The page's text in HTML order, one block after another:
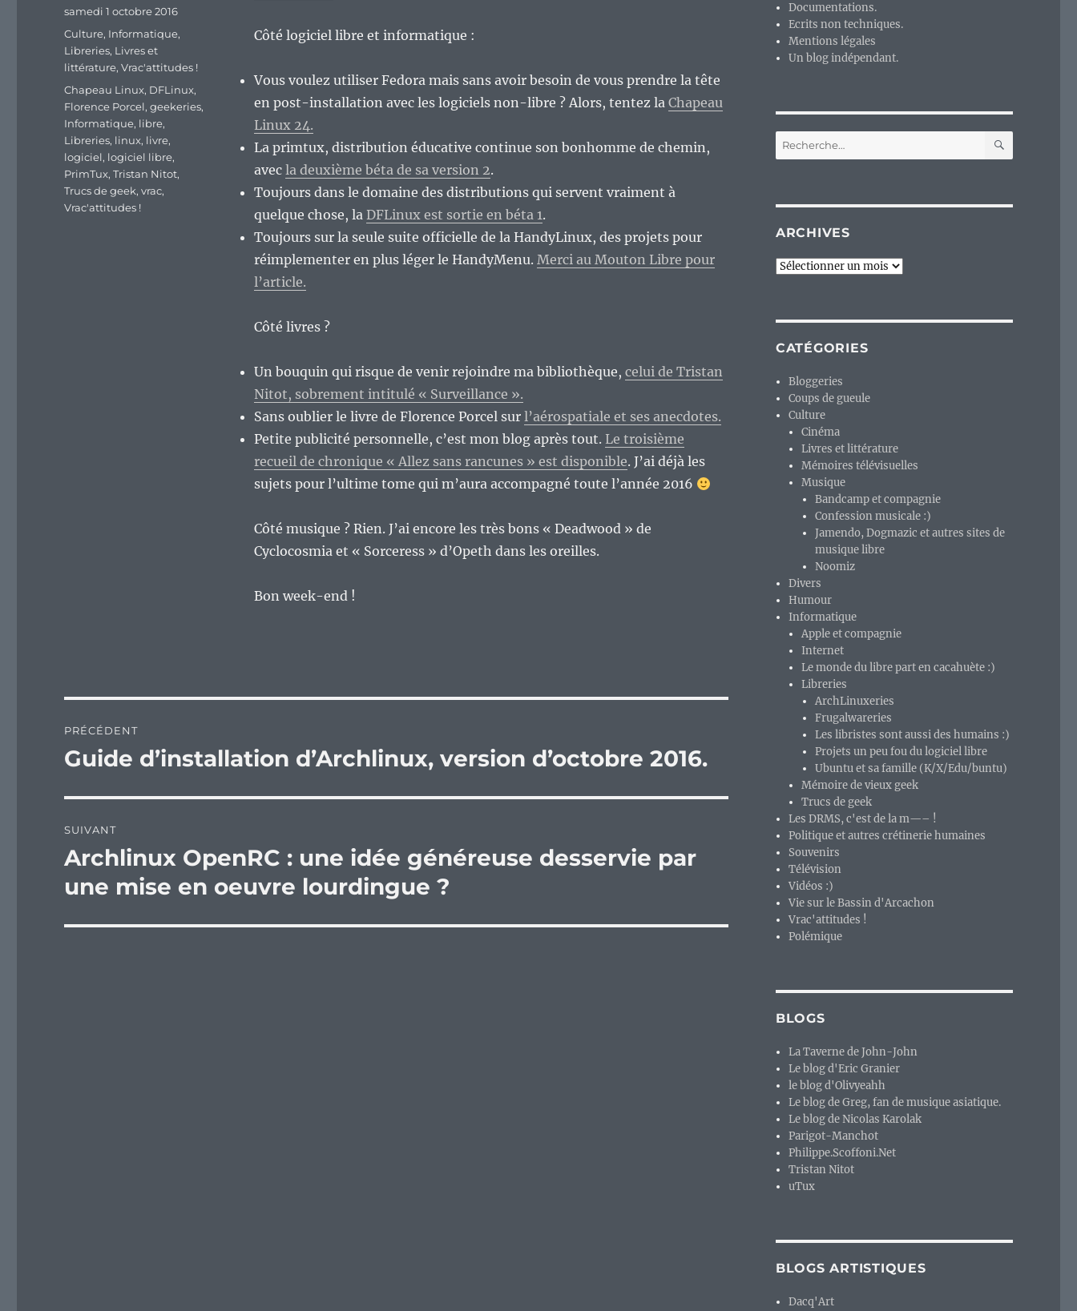
Côté logiciel libre et informatique :
Vous voulez utiliser Fedora mais sans avoir besoin de vous prendre la tête
en post-installation avec les logiciels non-libre ? Alors, tentez la Chapeau
Linux 24.
La primtux, distribution éducative continue son bonhomme de chemin,
avec la deuxième béta de sa version 2.
Toujours dans le domaine des distributions qui servent vraiment à
quelque chose, la DFLinux est sortie en béta 1.
Toujours sur la seule suite officielle de la HandyLinux, des projets pour
réimplementer en plus léger le HandyMenu. Merci au Mouton Libre pour
l’article.
Côté livres ?
Un bouquin qui risque de venir rejoindre ma bibliothèque, celui de Tristan
Nitot, sobrement intitulé « Surveillance ».
Sans oublier le livre de Florence Porcel sur l’aérospatiale et ses anecdotes.
Petite publicité personnelle, c’est mon blog après tout. Le troisième
recueil de chronique « Allez sans rancunes » est disponible. J’ai déjà les
sujets pour l’ultime tome qui m’aura accompagné toute l’année 2016
Côté musique ? Rien. J’ai encore les très bons « Deadwood » de
Cyclocosmia et « Sorceress » d’Opeth dans les oreilles.
Bon week-end !
Publié
samedi 1 octobre 2016
Catégories
Culture, Informatique,
Libreries, Livres et
littérature,Vrac'attitudes !
Étiquettes
Chapeau Linux, DFLinux,
Florence Porcel,geekeries,
Informatique, libre,
Libreries, linux, livre,
logiciel, logiciel libre,
PrimTux,Tristan Nitot,
Trucs de geek,vrac,
Vrac'attitudes !
de
PRÉCÉDENT
Publication
Guide d’installation d’Archlinux, version d’octobre 2016.
SUIVANT
Publication
Archlinux OpenRC : une idée généreuse desservie par
une mise en oeuvre lourdingue ?
Documentations.
Ecrits non techniques.
Mentions légales
Un blog indépendant.
Recherche
pour :
ARCHIVES
Archives
CATÉGORIES
Bloggeries
Coups de gueule
Culture
Cinéma
Livres et littérature
Mémoires télévisuelles
Musique
Bandcamp et compagnie
Confession musicale :)
Jamendo, Dogmazic et autres sites de
musique libre
Noomiz
Divers
Humour
Informatique
Apple et compagnie
Internet
Le monde du libre part en cacahuète :)
Libreries
ArchLinuxeries
Frugalwareries
Les libristes sont aussi des humains :)
Projets un peu fou du logiciel libre
Ubuntu et sa famille (K/X/Edu/buntu)
Mémoire de vieux geek
Trucs de geek
Les DRMS, c'est de la m—– !
Politique et autres crétinerie humaines
Souvenirs
Télévision
Vidéos :)
Vie sur le Bassin d'Arcachon
Vrac'attitudes !
Polémique
BLOGS
La Taverne de John-John
Le blog d'Eric Granier
le blog d'Olivyeahh
Le blog de Greg, fan de musique asiatique.
Le blog de Nicolas Karolak
Parigot-Manchot
Philippe.Scoffoni.Net
Tristan Nitot
uTux
BLOGS ARTISTIQUES
Dacq'Art